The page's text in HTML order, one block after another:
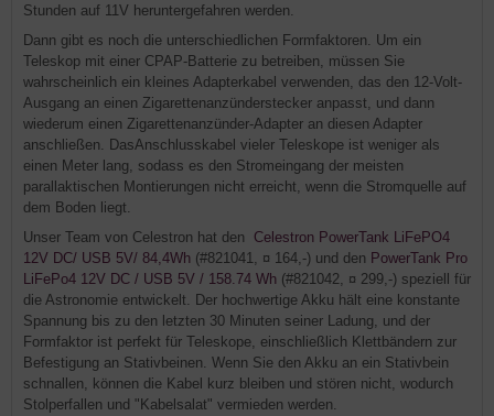
Stunden auf 11V heruntergefahren werden.
Dann gibt es noch die unterschiedlichen Formfaktoren. Um ein
Teleskop mit einer CPAP-Batterie zu betreiben, müssen Sie
wahrscheinlich ein kleines Adapterkabel verwenden, das den 12-Volt-
Ausgang an einen Zigarettenanzünderstecker anpasst, und dann
wiederum einen Zigarettenanzünder-Adapter an diesen Adapter
anschließen. DasAnschlusskabel vieler Teleskope ist weniger als
einen Meter lang, sodass es den Stromeingang der meisten
parallaktischen Montierungen nicht erreicht, wenn die Stromquelle auf
dem Boden liegt.
Unser Team von Celestron hat den Celestron PowerTank LiFePO4
12V DC/ USB 5V/ 84,4Wh (#821041, ¤ 164,-) und den PowerTank Pro
LiFePo4 12V DC / USB 5V / 158.74 Wh (#821042, ¤ 299,-) speziell für
die Astronomie entwickelt. Der hochwertige Akku hält eine konstante
Spannung bis zu den letzten 30 Minuten seiner Ladung, und der
Formfaktor ist perfekt für Teleskope, einschließlich Klettbändern zur
Befestigung an Stativbeinen. Wenn Sie den Akku an ein Stativbein
schnallen, können die Kabel kurz bleiben und stören nicht, wodurch
Stolperfallen und "Kabelsalat" vermieden werden.